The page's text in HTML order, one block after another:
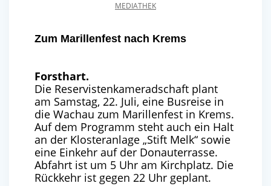
MEDIATHEK
Zum Marillenfest nach Krems
Forsthart.
Die Reservistenkameradschaft plant
am Samstag, 22. Juli, eine Busreise in
die Wachau zum Marillenfest in Krems.
Auf dem Programm steht auch ein Halt
an der Klosteranlage „Stift Melk“ sowie
eine Einkehr auf der Donauterrasse.
Abfahrt ist um 5 Uhr am Kirchplatz. Die
Rückkehr ist gegen 22 Uhr geplant.